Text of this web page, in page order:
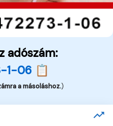
adószám:
1-06 📋
a másoláshoz.)